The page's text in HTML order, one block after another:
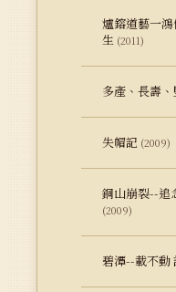
爐鎔道藝一
生 (2011)
多產、長壽
失帽記 (2009)
銅山崩裂--追
(2009)
碧潭--載不動